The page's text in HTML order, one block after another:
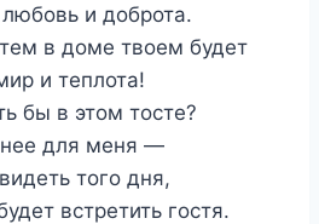
и доброта.
в доме твоем будет
и теплота!
бы в этом тосте?
для меня —
того дня,
встретить гостя.